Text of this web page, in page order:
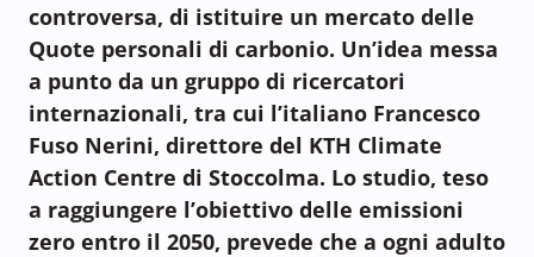
controversa, di istituire un mercato delle
Quote personali di carbonio. Un’idea messa
a punto da un gruppo di ricercatori
internazionali, tra cui l’italiano Francesco
Fuso Nerini, direttore del KTH Climate
Action Centre di Stoccolma. Lo studio, teso
a raggiungere l’obiettivo delle emissioni
zero entro il 2050, prevede che a ogni adulto